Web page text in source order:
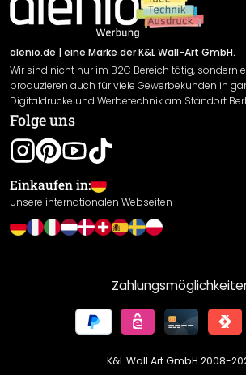
Newsletter An-/Abmeldung
Sendungsverfolgung
Versand & Zahlung
Rücksendung
Widerrufsrecht
Datenschutzerklärung
Gewährleistung
Leistungserklärung / CE-Zeichen
Cookie Einstellungen
alenio.de | eine Marke der K&L Wall-Art GmbH.
Wir sind nicht nur im B2C Bereich tätig, sondern
produzieren auch für viele Gewerbekunden in
Digitaldrucke und Werbetechnik am Standort
Folge uns
Einkaufen in:
Unsere internationalen Webseiten
K&L Wall Art GmbH 2008-